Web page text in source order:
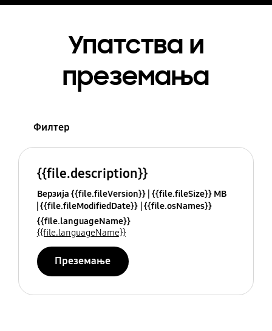
Упатства и
преземања
Филтер
{{file.description}}
Верзија {{file.fileVersion}} {{file.fileSize}} MB
{{file.fileModifiedDate}} {{file.osNames}}
{{file.languageName}}
{{file.languageName}}
Преземање